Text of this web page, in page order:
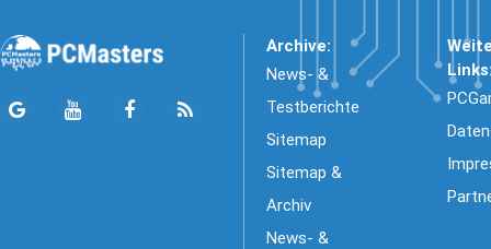
Archive:
News- &
Testberichte
Sitemap
Sitemap &
Archiv
News- &